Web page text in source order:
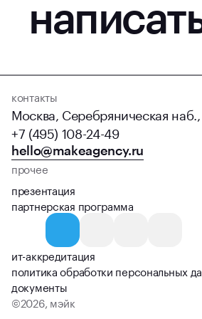
контакты
Москва, Серебряническая
+7 (495) 108-24-49
hello@makeagency.ru
прочее
презентация
партнерская программа
ит-аккредитация
политика обработки персональных
документы
©2026, мэйк